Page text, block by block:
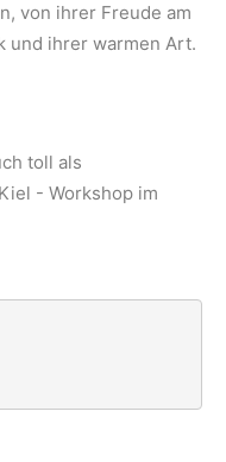
von ihrer Freude am
und ihrer warmen Art.